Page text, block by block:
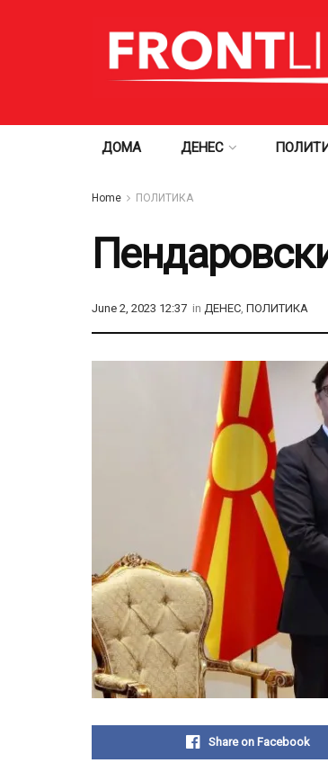
ДОМА ДЕНЕС
Home ПОЛИТИКА
June 2, 2023 12:37 in ДЕНЕС, ПОЛИТИКА
Share on Facebook